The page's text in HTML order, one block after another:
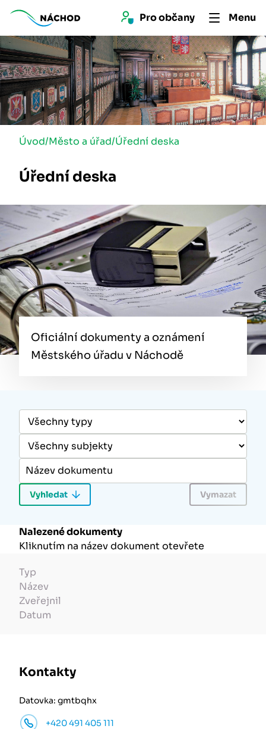
Pro občany Menu
Úvod/Město a úřad/Úřední deska
Úřední deska
Oficiální dokumenty a oznámení
Městského úřadu v Náchodě
Nalezené dokumenty
Kliknutím na název dokument otevřete
Typ
Název
Zveřejnil
Datum
Kontakty
Datovka: gmtbqhx
+420 491 405 111